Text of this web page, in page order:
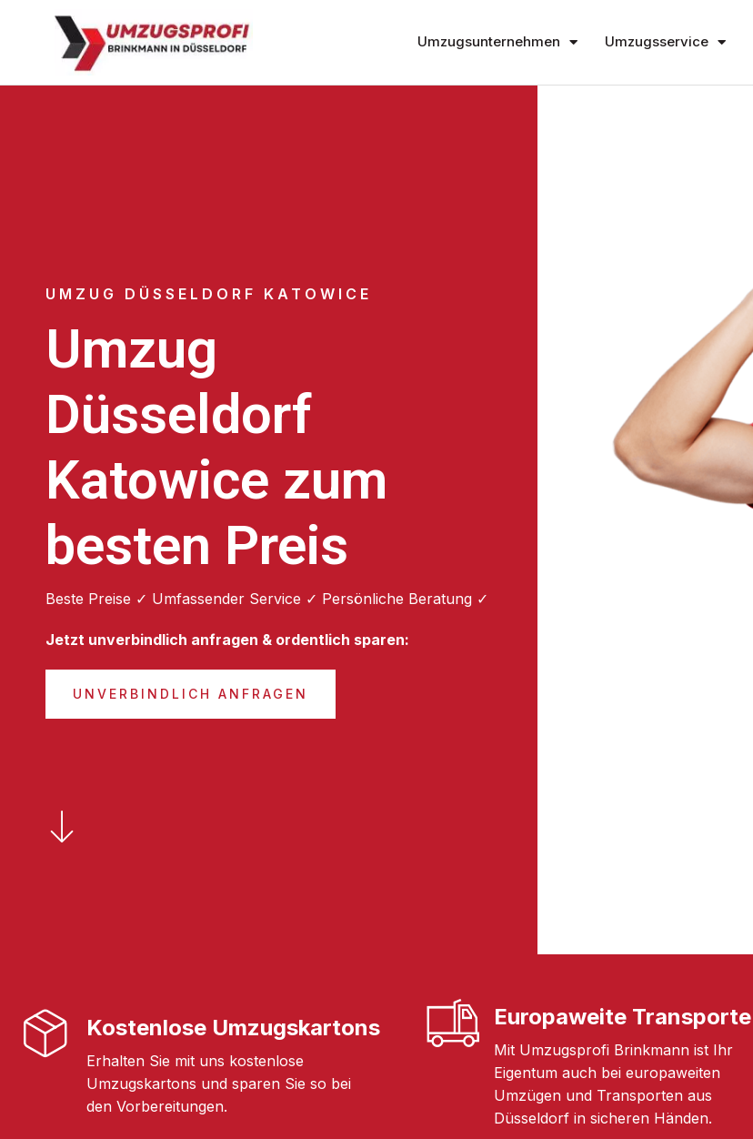
Umzugsunternehmen Umzugsservice
UMZUG DÜSSELDORF KATOWICE
Umzug
Düsseldorf
Katowice zum
besten Preis
Beste Preise ✓ Umfassender Service ✓ Persönliche Beratung ✓
Jetzt unverbindlich anfragen & ordentlich sparen:
UNVERBINDLICH ANFRAGEN
Kostenlose Umzugskartons
Erhalten Sie mit uns kostenlose
Umzugskartons und sparen Sie so bei
den Vorbereitungen.
Europaweite Transporte
Mit Umzugsprofi Brinkmann ist Ihr
Eigentum auch bei europaweiten
Umzügen und Transporten aus
Düsseldorf in sicheren Händen.